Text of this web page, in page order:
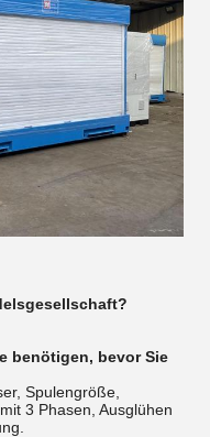
benötigen, bevor Sie
Spulengröße,
3 Phasen, Ausglühen